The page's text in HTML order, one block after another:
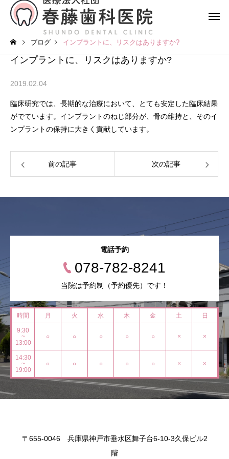
ブログ インプラントに、リスクはありますか?
インプラントに、リスクはありますか?
2019.02.04
臨床研究では、長期的な治療において、とても安定した臨床結果
がでています。インプラントのねじ部分が、骨の維持と、そのイ
ンプラントの保持に大きく貢献しています。
前の記事 次の記事
電話予約
078-782-8241
当院は予約制（予約優先）です！
時間 月 火 水 木 金 土 日
9:30
~
13:00
○ ○ ○ ○ ○ × ×
14:30
~
19:00
○ ○ ○ ○ ○ × ×
〒655-0046 兵庫県神戸市垂水区舞子台6-10-3久保ビル2
階